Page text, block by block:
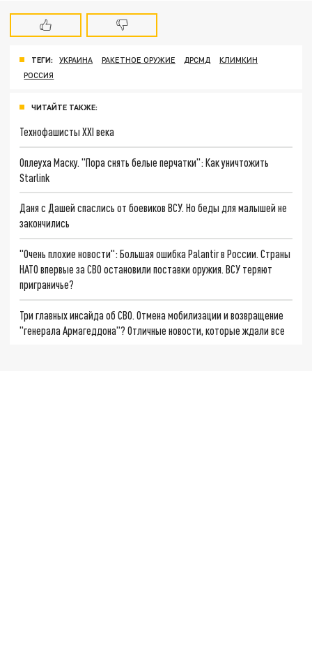
ТЕГИ: УКРАИНА РАКЕТНОЕ ОРУЖИЕ ДРСМД
КЛИМКИН
РОССИЯ
ЧИТАЙТЕ ТАКЖЕ:
Технофашисты XXI века
Оплеуха Маску. "Пора снять белые перчатки": Как уничтожить
Starlink
Даня с Дашей спаслись от боевиков ВСУ. Но беды для малышей не
закончились
"Очень плохие новости": Большая ошибка Palantir в России. Страны
НАТО впервые за СВО остановили поставки оружия. ВСУ теряют
приграничье?
Три главных инсайда об СВО. Отмена мобилизации и возвращение
"генерала Армагеддона"? Отличные новости, которые ждали все